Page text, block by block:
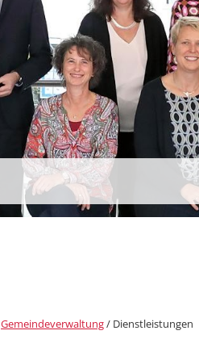
Gemeindeverwaltung/ Dienstleistungen